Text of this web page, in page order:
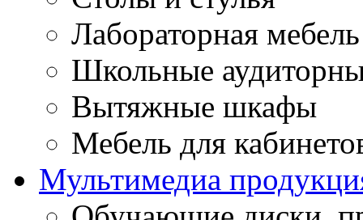
Лабораторная мебель
Школьные
Вытяжные шкафы
Мебель для
Мультимедиа